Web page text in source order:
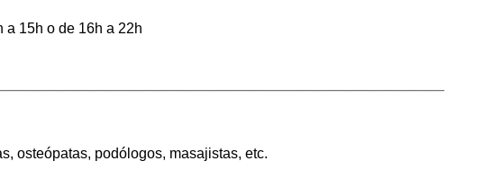
a 15h o de 16h a 22h
osteópatas, podólogos, masajistas, etc.